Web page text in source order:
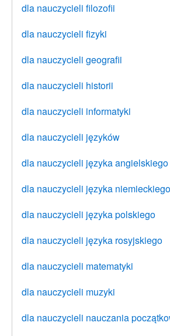
dla nauczycieli filozofii
dla nauczycieli fizyki
dla nauczycieli geografii
dla nauczycieli historii
dla nauczycieli informatyki
dla nauczycieli języków
dla nauczycieli języka angielskiego
dla nauczycieli języka niemieckiego
dla nauczycieli języka polskiego
dla nauczycieli języka rosyjskiego
dla nauczycieli matematyki
dla nauczycieli muzyki
dla nauczycieli nauczania